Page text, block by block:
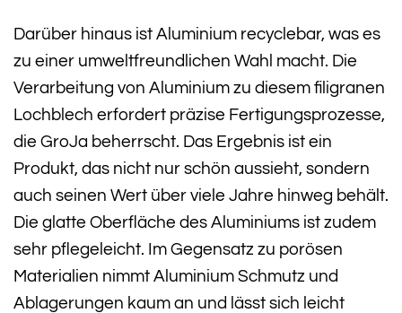
Darüber hinaus ist Aluminium recyclebar, was es
zu einer umweltfreundlichen Wahl macht. Die
Verarbeitung von Aluminium zu diesem filigranen
Lochblech erfordert präzise Fertigungsprozesse,
die GroJa beherrscht. Das Ergebnis ist ein
Produkt, das nicht nur schön aussieht, sondern
auch seinen Wert über viele Jahre hinweg behält.
Die glatte Oberfläche des Aluminiums ist zudem
sehr pflegeleicht. Im Gegensatz zu porösen
Materialien nimmt Aluminium Schmutz und
Ablagerungen kaum an und lässt sich leicht